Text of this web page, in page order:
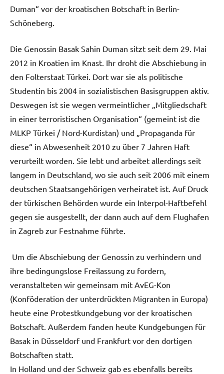
Duman“ vor der kroatischen Botschaft in Berlin-
Schöneberg.
Die Genossin Basak Sahin Duman sitzt seit dem 29. Mai
2012 in Kroatien im Knast. Ihr droht die Abschiebung in
den Folterstaat Türkei. Dort war sie als politische
Studentin bis 2004 in sozialistischen Basisgruppen aktiv.
Deswegen ist sie wegen vermeintlicher „Mitgliedschaft
in einer terroristischen Organisation“ (gemeint ist die
MLKP Türkei / Nord-Kurdistan) und „Propaganda für
diese“ in Abwesenheit 2010 zu über 7 Jahren Haft
verurteilt worden. Sie lebt und arbeitet allerdings seit
langem in Deutschland, wo sie auch seit 2006 mit einem
deutschen Staatsangehörigen verheiratet ist. Auf Druck
der türkischen Behörden wurde ein Interpol-Haftbefehl
gegen sie ausgestellt, der dann auch auf dem Flughafen
in Zagreb zur Festnahme führte.
Um die Abschiebung der Genossin zu verhindern und
ihre bedingungslose Freilassung zu fordern,
veranstalteten wir gemeinsam mit AvEG-Kon
(Konföderation der unterdrückten Migranten in Europa)
heute eine Protestkundgebung vor der kroatischen
Botschaft. Außerdem fanden heute Kundgebungen für
Basak in Düsseldorf und Frankfurt vor den dortigen
Botschaften statt.
In Holland und der Schweiz gab es ebenfalls bereits